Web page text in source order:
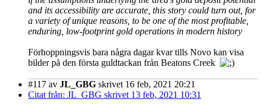
and its accessibility are accurate, this story could turn out, for
a variety of unique reasons, to be one of the most profitable,
enduring, low-footprint gold operations in modern history
Förhoppningsvis bara några dagar kvar tills Novo kan visa
bilder på den första guldtackan från Beatons Creek
#117 av JL_GBG skrivet 16 feb, 2021 20:21
Citat från: JL_GBG skrivet 13 feb, 2021 10:31